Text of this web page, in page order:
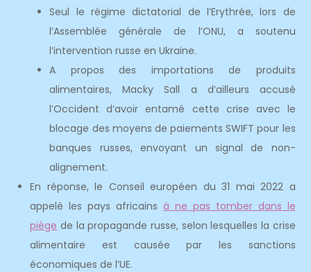
Seul le régime dictatorial de l’Erythrée, lors de
l’Assemblée générale de l’ONU, a soutenu
l’intervention russe en Ukraine.
A propos des importations de produits
alimentaires, Macky Sall a d’ailleurs accusé
l’Occident d’avoir entamé cette crise avec le
blocage des moyens de paiements SWIFT pour les
banques russes, envoyant un signal de non-
alignement.
En réponse, le Conseil européen du 31 mai 2022 a
appelé les pays africainsà ne pas tomber dans le
piège de la propagande russe, selon lesquelles la crise
alimentaire est causée par les sanctions
économiques de l’UE.